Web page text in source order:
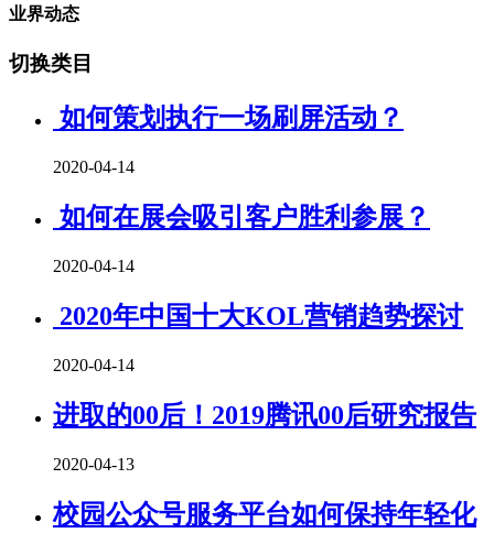
业界动态
切换类目
如何策划执行一场刷屏活动？
2020-04-14
如何在展会吸引客户胜利参展？
2020-04-14
2020年中国十大KOL营销趋势探讨
2020-04-14
进取的00后！2019腾讯00后研究报告
2020-04-13
校园公众号服务平台如何保持年轻化